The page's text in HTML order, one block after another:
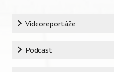
RubrikaVideoreportáže
Podcast